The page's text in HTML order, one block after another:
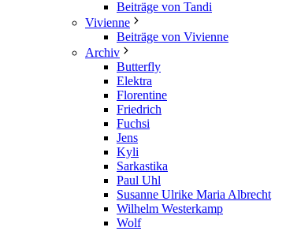
Beiträge von Tandi
Vivienne
Beiträge von Vivienne
Archiv
Butterfly
Elektra
Florentine
Friedrich
Fuchsi
Jens
Kyli
Sarkastika
Paul Uhl
Susanne Ulrike Maria Albrecht
Wilhelm Westerkamp
Wolf